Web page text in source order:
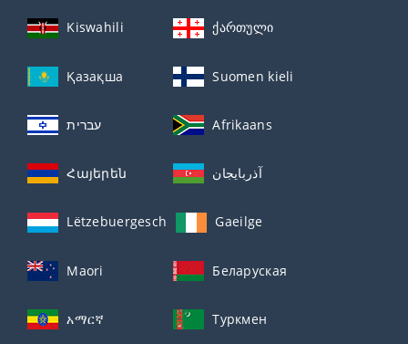
Kiswahili ქართული
Қазақша Suomen kieli
עברית Afrikaans
Հայերեն آذربايجان
Lëtzebuergesch Gaeilge
Maori Беларуская
አማርኛ Туркмен